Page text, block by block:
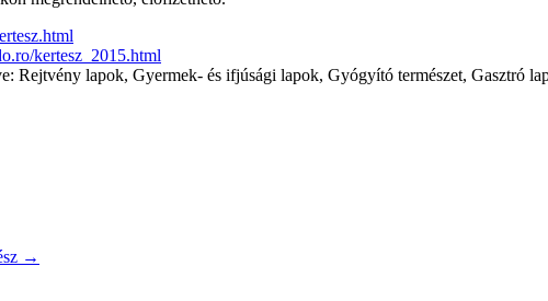
kertesz_2015.html
Rejtvény lapok, Gyermek- és ifjúsági lapok, Gyógyító természet, Gasztró
→